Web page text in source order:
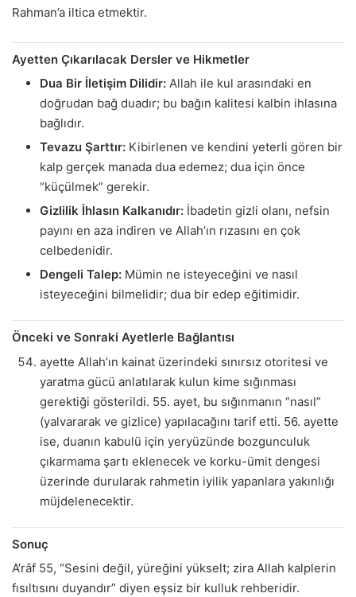
Rahman’a iltica etmektir.
Ayetten Çıkarılacak Dersler ve Hikmetler
Dua Bir İletişim Dilidir: Allah ile kul arasındaki en
doğrudan bağ duadır; bu bağın kalitesi kalbin ihlasına
bağlıdır.
Tevazu Şarttır: Kibirlenen ve kendini yeterli gören bir
kalp gerçek manada dua edemez; dua için önce
“küçülmek” gerekir.
Gizlilik İhlasın Kalkanıdır: İbadetin gizli olanı, nefsin
payını en aza indiren ve Allah’ın rızasını en çok
celbedenidir.
Dengeli Talep: Mümin ne isteyeceğini ve nasıl
isteyeceğini bilmelidir; dua bir edep eğitimidir.
Önceki ve Sonraki Ayetlerle Bağlantısı
ayette Allah’ın kainat üzerindeki sınırsız otoritesi ve
yaratma gücü anlatılarak kulun kime sığınması
gerektiği gösterildi. 55. ayet, bu sığınmanın “nasıl”
(yalvararak ve gizlice) yapılacağını tarif etti. 56. ayette
ise, duanın kabulü için yeryüzünde bozgunculuk
çıkarmama şartı eklenecek ve korku-ümit dengesi
üzerinde durularak rahmetin iyilik yapanlara yakınlığı
müjdelenecektir.
Sonuç
A’râf 55, “Sesini değil, yüreğini yükselt; zira Allah kalplerin
fısıltısını duyandır” diyen eşsiz bir kulluk rehberidir.